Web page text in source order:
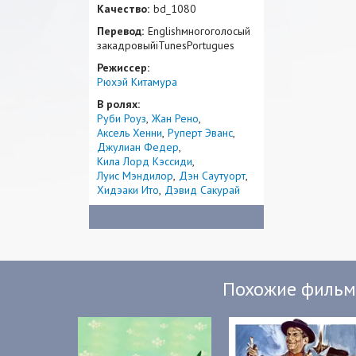
Качество: bd_1080
Перевод: Englishмногоголосый
закадровыйiTunesPortugues
Режиссер:
Рюхэй Китамура
В ролях:
Руби Роуз Жан Рено
Аксель Хенни Руперт Эванс
Джулиан Федер
Кила Лорд Кэссиди
Луис Мэндилор Дэн Саутуорт
Хидэаки Ито Дэвид Сакурай
Похожие